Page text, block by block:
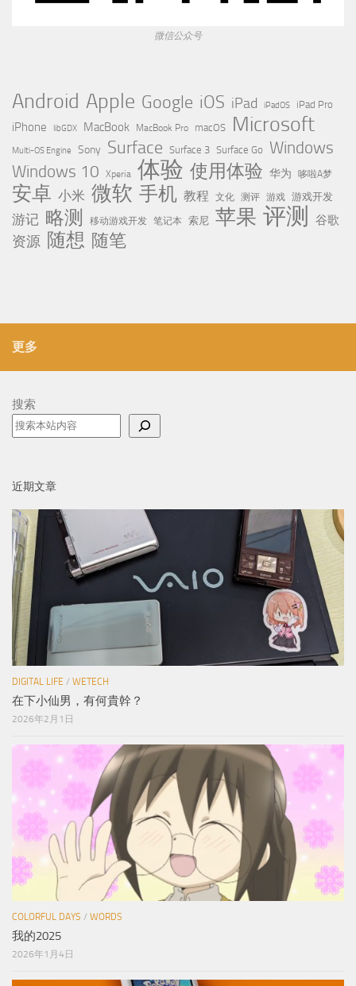
微信公众号
Android Apple Google iOS iPad iPadOS iPad Pro
iPhone libGDX MacBook MacBook Pro macOS Microsoft
Multi-OS Engine Sony Surface Surface 3 Surface Go Windows
Windows 10 Xperia 体验 使用体验 华为 哆啦A梦
安卓 小米 微软 手机 教程 文化 测评 游戏 游戏开发
游记 略测 移动游戏开发 笔记本 索尼 苹果 评测 谷歌
资源 随想 随笔
更多
搜索
近期文章
DIGITAL LIFE / WETECH
在下小仙男，有何貴幹？
2026年2月1日
COLORFUL DAYS / WORDS
我的2025
2026年1月4日